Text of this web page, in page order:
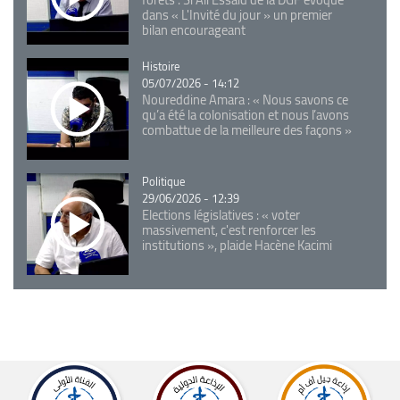
dans « L'Invité du jour » un premier
bilan encourageant
Catégorie
Histoire
05/07/2026 - 14:12
Noureddine Amara : « Nous savons ce
qu’a été la colonisation et nous l’avons
combattue de la meilleure des façons »
Catégorie
Politique
29/06/2026 - 12:39
Elections législatives : « voter
massivement, c'est renforcer les
institutions », plaide Hacène Kacimi